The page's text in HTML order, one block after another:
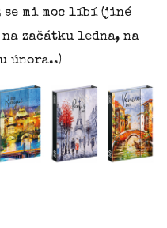
se mi moc líbí (jiné
začátku ledna, na
února..)